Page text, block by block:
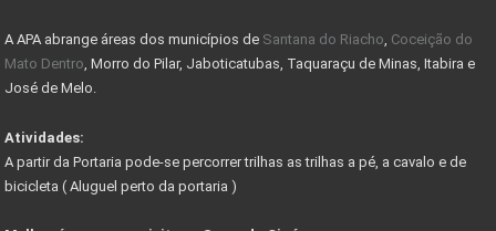
DER AUTORIZA CONSTRUÇÃO DE PONTE RIO DAS VELHAS
COMO FUNCIONA COMISSÃO DO CORRETOR DE IMÓVEIS
A APA abrange áreas dos municípios de Santana do Riacho Coceição do
Mato Dentro , Morro do Pilar, Jaboticatubas, Taquaraçu de Minas, Itabira e
José de Melo.
Atividades:
A partir da Portaria pode-se percorrer trilhas as trilhas a pé, a cavalo e de
bicicleta ( Aluguel perto da portaria )